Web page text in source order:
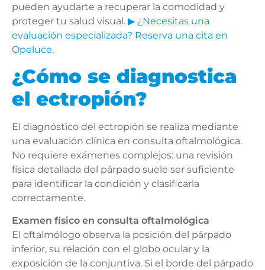
pueden ayudarte a recuperar la comodidad y
proteger tu salud visual. ▶ ¿Necesitas una
evaluación especializada? Reserva una cita en
Opeluce.
¿Cómo se diagnostica
el ectropión?
El diagnóstico del ectropión se realiza mediante
una evaluación clínica en consulta oftalmológica.
No requiere exámenes complejos: una revisión
física detallada del párpado suele ser suficiente
para identificar la condición y clasificarla
correctamente.
Examen físico en consulta oftalmológica
El oftalmólogo observa la posición del párpado
inferior, su relación con el globo ocular y la
exposición de la conjuntiva. Si el borde del párpado